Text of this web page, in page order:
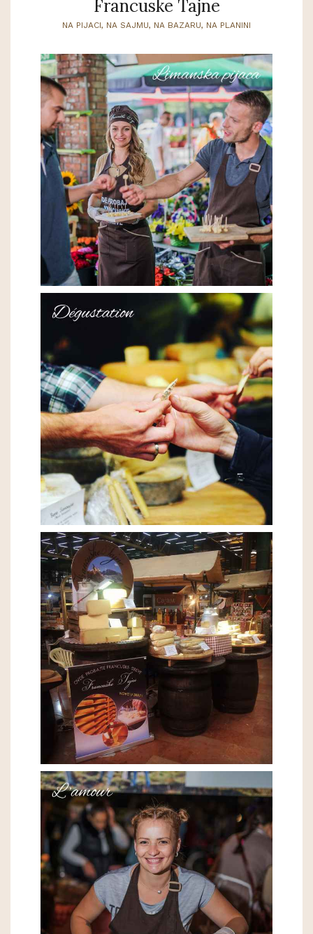
Francuske Tajne
NA PIJACI, NA SAJMU, NA BAZARU, NA PLANINI